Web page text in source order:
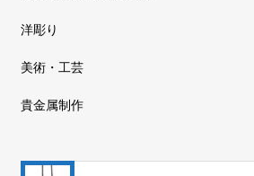
洋彫り
美術・工芸
貴金属制作